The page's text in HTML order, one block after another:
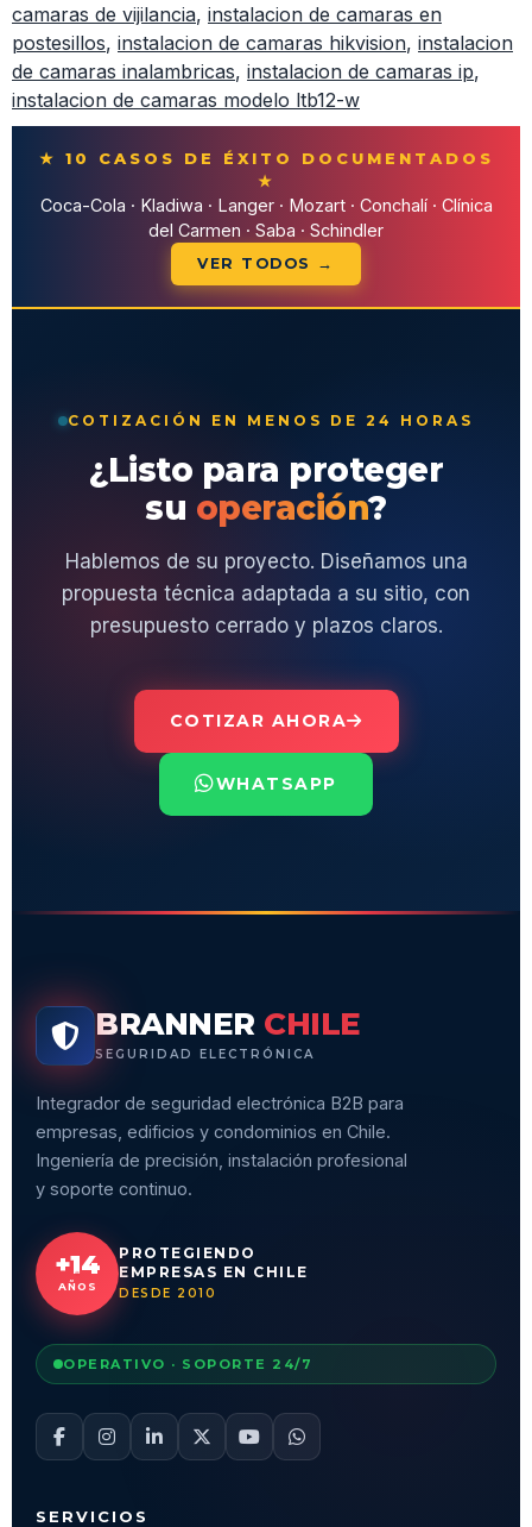
camaras de vijilancia, instalacion de camaras en
postesillos, instalacion de camaras hikvision, instalacion
de camaras inalambricas, instalacion de camaras ip,
instalacion de camaras modelo ltb12-w
★ 10 CASOS DE ÉXITO DOCUMENTADOS
★
Coca-Cola · Kladiwa · Langer · Mozart · Conchalí · Clínica
del Carmen · Saba · Schindler
VER TODOS →
COTIZACIÓN EN MENOS DE 24 HORAS
¿Listo para proteger
su operación?
Hablemos de su proyecto. Diseñamos una
propuesta técnica adaptada a su sitio, con
presupuesto cerrado y plazos claros.
COTIZAR AHORA
WHATSAPP
BRANNER CHILE
SEGURIDAD ELECTRÓNICA
Integrador de seguridad electrónica B2B para
empresas, edificios y condominios en Chile.
Ingeniería de precisión, instalación profesional
y soporte continuo.
+14
AÑOS
PROTEGIENDO
EMPRESAS EN CHILE
DESDE 2010
OPERATIVO · SOPORTE 24/7
SERVICIOS